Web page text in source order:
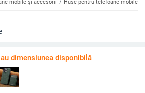
mobile și accesorii Huse pentru telefoane mobile
dimensiunea disponibilă